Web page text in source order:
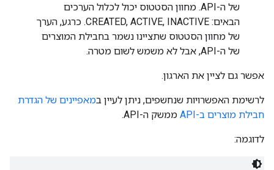
של ה-API. מחוון הסטטוס יכול לכלול הערכים
הבאים: CREATED, ACTIVE, INACTIVE. כרגע, הערך
של מחוון הסטטוס שתציינו נשמר בחבילת המוצרים
של ה-API, אבל לא משמש לשום מטרה.
אפשר גם לציין את הארגון.
לרשימת האפשרויות שנחשפים, ניתן לעיין במאפיינים של הגדרת
חבילת מוצרים ב-API
ממשק ה-API.
לדוגמה: